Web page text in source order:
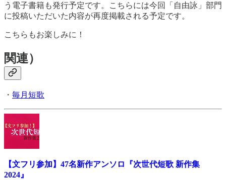
う電子書籍も発行予定です。こちらには今回「自由詠」部門
に投稿いただいた内容が再度掲載される予定です。
こちらもお楽しみに！
関連）
・ 毎月短歌
【文フリ参加】47名新作アンソロ『次世代短歌 新作集
2024』